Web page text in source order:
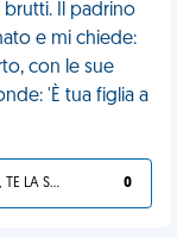
Il padrino
e mi chiede:
con le sue
'È tua figlia a
SVEGLIATI, TE LA SEI CERCATA! 0